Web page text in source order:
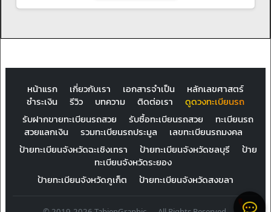
หน้าแรก เกี่ยวกับเรา เอกสารจำเป็น
หลักเลขศาสตร์
ชำระเงิน
รีวิว บทความ ติดต่อเรา
ดูดวงทะเบียนรถ
รับฝากขายทะเบียนรถสวย
รับซื้อทะเบียนรถสวย
ทะเบียนรถ
สวยแลกเงิน
รวมทะเบียนรถประมูล
เลขทะเบียนรถมงคล
ป้ายทะเบียนจังหวัดฉะเชิงเทรา
ป้ายทะเบียนจังหวัดชลบุรี
ป้าย
ทะเบียนจังหวัดระยอง
ป้ายทะเบียนจังหวัดภูเก็ต
ป้ายทะเบียนจังหวัดสงขลา